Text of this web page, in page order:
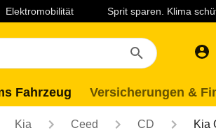
Elektromobilität Sprit sparen. Klima
Fahrzeug Versicherungen &
Kia Ceed CD Kia